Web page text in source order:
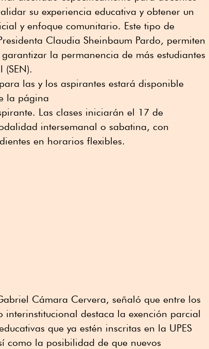
su experiencia educativa y obtener un
y enfoque comunitario. Este tipo de
Claudia Sheinbaum Pardo, permiten
la permanencia de más estudiantes
(SEN).
las y los aspirantes estará disponible
la página
Las clases iniciarán el 17 de
intersemanal o sabatina, con
en horarios flexibles.
Cámara Cervera, señaló que entre los
destaca la exención parcial
que ya estén inscritas en la UPES
como la posibilidad de que nuevos